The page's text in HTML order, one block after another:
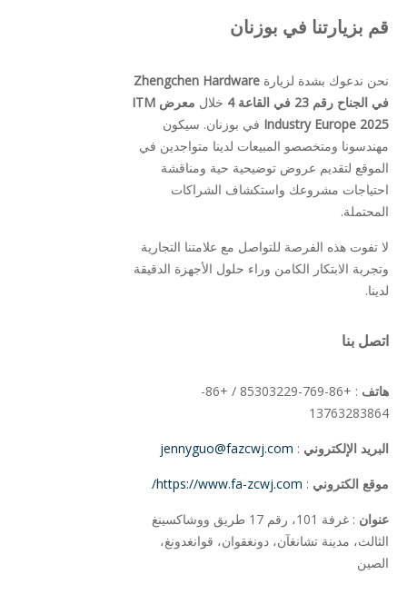
قم بزيارتنا في بوزنان
نحن ندعوك بشدة لزيارة Zhengchen Hardware
في الجناح رقم 23 في القاعة 4
خلال
معرض ITM
Industry Europe 2025 في بوزنان. سيكون
مهندسونا ومتخصصو المبيعات لدينا متواجدين في
الموقع لتقديم عروض توضيحية حية ومناقشة
احتياجات مشروعك واستكشاف الشراكات
المحتملة.
لا تفوت هذه الفرصة للتواصل مع علامتنا التجارية
وتجربة الابتكار الكامن وراء حلول الأجهزة الدقيقة
لدينا.
اتصل بنا
هاتف
: +86-769-85303229 / +86-
13763283864
البريد الإلكتروني :
jennyguo@fazcwj.com
موقع الكتروني :
https://www.fa-zcwj.com/
عنوان
: غرفة 101، رقم 17 طريق ووشاكسينغ
الثالث، مدينة تشانغآن، دونغقوان، قوانغدونغ،
الصين